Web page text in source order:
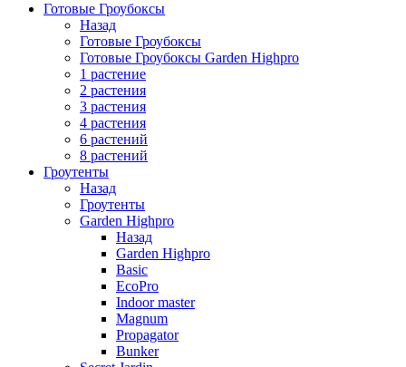
Готовые Гроубоксы
Назад
Готовые Гроубоксы
Готовые Гроубоксы Garden Highpro
1 растение
2 растения
3 растения
4 растения
6 растений
8 растений
Гроутенты
Назад
Гроутенты
Garden Highpro
Назад
Garden Highpro
Basic
EcoPro
Indoor master
Magnum
Propagator
Bunker